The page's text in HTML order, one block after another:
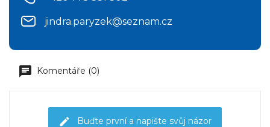
jindra.paryzek@seznam.cz
Komentáře (0)
Buďte první a napište svůj názor